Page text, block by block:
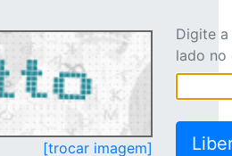
[trocar imagem]
Digite
lado no